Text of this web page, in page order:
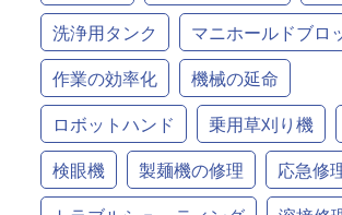
洗浄用タンク
マニホールドブロ
作業の効率化
機械の延命
ロボットハンド
乗用草刈り機
検眼機
製麺機の修理
応急修